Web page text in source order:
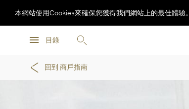
目錄
本網站使用Cookies來確保您獲得我們網站上的最佳體驗。
回到 商戶指南